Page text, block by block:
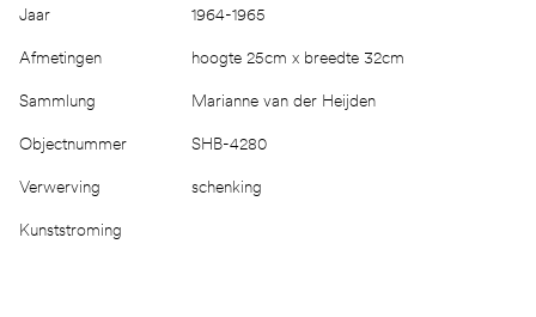
Jaar 1964-1965
Afmetingen hoogte 25cm x breedte 32cm
Sammlung Marianne van der Heijden
Objectnummer SHB-4280
Verwerving schenking
Kunststroming